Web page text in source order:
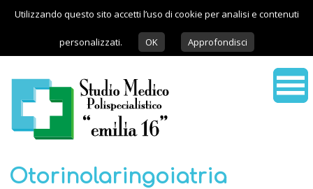
Utilizzando questo sito accetti l’uso di cookie per analisi e contenuti
personalizzati. OK Approfondisci
Otorinolaringoiatria